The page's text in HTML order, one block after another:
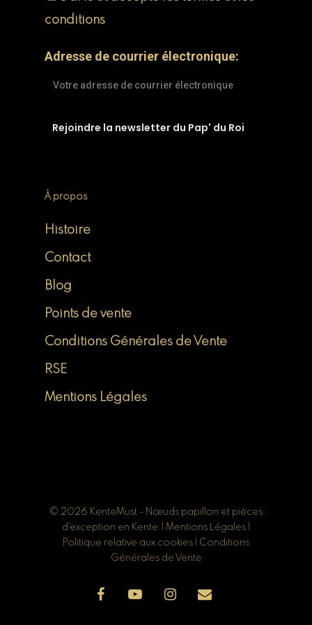
conditions
Adresse de courrier électronique:
À propos
Histoire
Contact
Blog
Points de vente
Conditions Générales de Vente
RSE
Mentions Légales
© 2026 KenteMust - Nœuds papillon et pièces
d'exception en Kente. | Mentions Légales
Politique relative aux cookies
Conditions
Générales de Vente
facebookyoutubeinstagramemail